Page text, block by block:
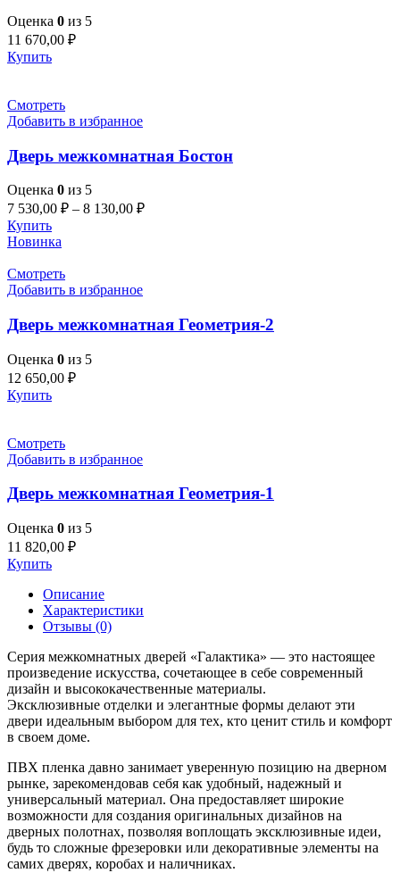
Оценка 0 из 5
11 670,00 ₽
Купить
Смотреть
Добавить в избранное
Дверь межкомнатная Бостон
Оценка 0 из 5
7 530,00 ₽ – 8 130,00 ₽
Купить
Новинка
Смотреть
Добавить в избранное
Дверь межкомнатная Геометрия-2
Оценка 0 из 5
12 650,00 ₽
Купить
Смотреть
Добавить в избранное
Дверь межкомнатная Геометрия-1
Оценка 0 из 5
11 820,00 ₽
Купить
Описание
Характеристики
Отзывы (0)
Серия межкомнатных дверей «Галактика» — это настоящее
произведение искусства, сочетающее в себе современный
дизайн и высококачественные материалы.
Эксклюзивные отделки и элегантные формы делают эти
двери идеальным выбором для тех, кто ценит стиль и комфорт
в своем доме.
ПВХ пленка давно занимает уверенную позицию на дверном
рынке, зарекомендовав себя как удобный, надежный и
универсальный материал. Она предоставляет широкие
возможности для создания оригинальных дизайнов на
дверных полотнах, позволяя воплощать эксклюзивные идеи,
будь то сложные фрезеровки или декоративные элементы на
самих дверях, коробах и наличниках.